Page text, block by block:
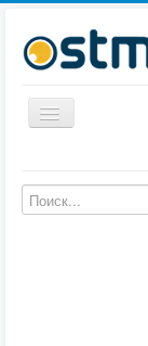
Включить/
Музыка из